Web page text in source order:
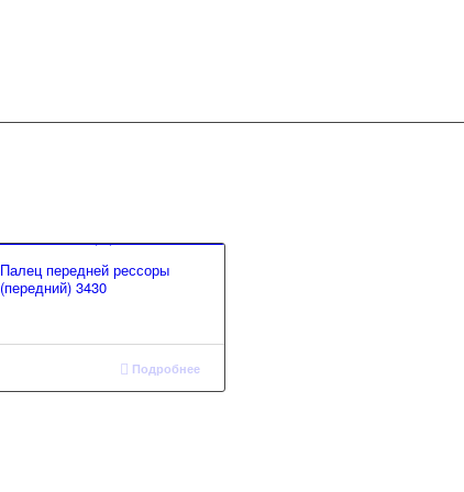
Палец передней рессоры
(передний) 3430
Подробнее